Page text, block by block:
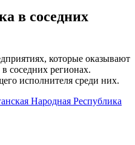
в соседних
которые оказывают
соседних регионах.
исполнителя среди них.
Народная Республика